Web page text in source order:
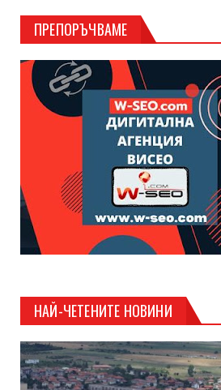
ПРЕПОРЪЧВАМЕ
НАЙ-ЧЕТЕНИТЕ НОВИНИ